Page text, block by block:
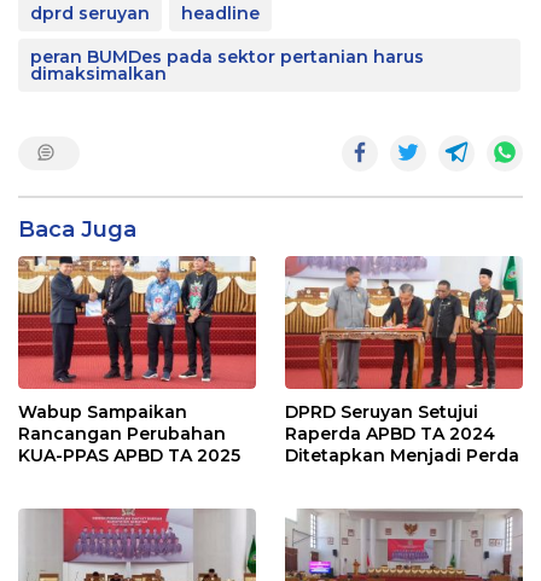
dprd seruyan
headline
peran BUMDes pada sektor pertanian harus
dimaksimalkan
Baca Juga
Wabup Sampaikan
Rancangan Perubahan
KUA-PPAS APBD TA 2025
DPRD Seruyan Setujui
Raperda APBD TA 2024
Ditetapkan Menjadi Perda